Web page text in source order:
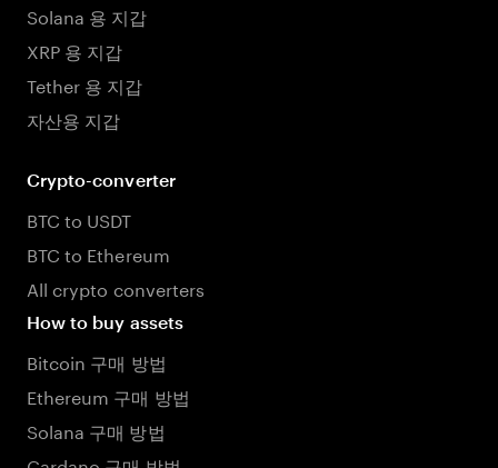
Solana 용 지갑
XRP 용 지갑
Tether 용 지갑
자산용 지갑
Crypto-converter
BTC to USDT
BTC to Ethereum
All crypto converters
How to buy assets
Bitcoin 구매 방법
Ethereum 구매 방법
Solana 구매 방법